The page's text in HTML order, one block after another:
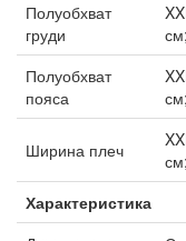
Полуобхват
груди
см;
Полуобхват
пояса
см;
Ширина плеч
см;
Характеристика